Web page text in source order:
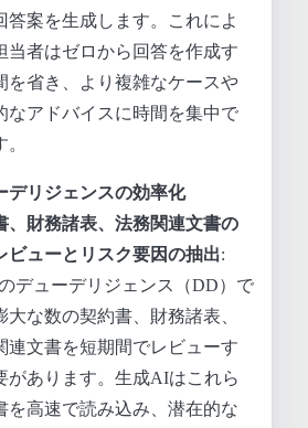
答案を生成します。これによ
当者はゼロから回答を作成す
を省き、より複雑なケースや
なアドバイスに時間を集中で
リジェンスの効率化
、財務諸表、法務関連文書の
ビューとリスク要因の抽出:
デューデリジェンス（DD）で
大な数の契約書、財務諸表、
連文書を短期間でレビューす
があります。生成AIはこれら
を高速で読み込み、潜在的な